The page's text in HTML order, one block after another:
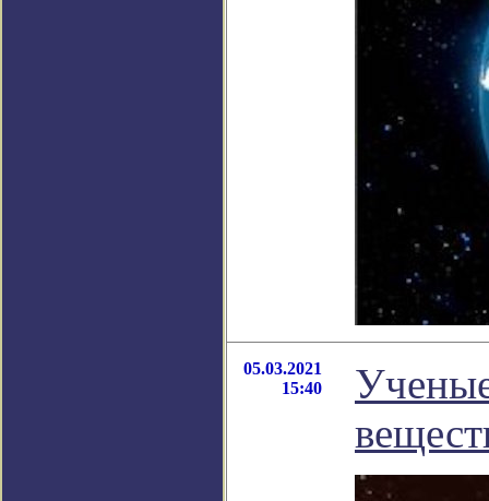
05.03.2021
15:40